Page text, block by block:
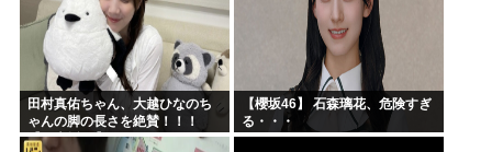
田村真佑ちゃん、大越ひなのち
ゃんの脚の長さを絶賛！！！
【乃木坂46】
【櫻坂46】 石森璃花、危険すぎ
る・・・